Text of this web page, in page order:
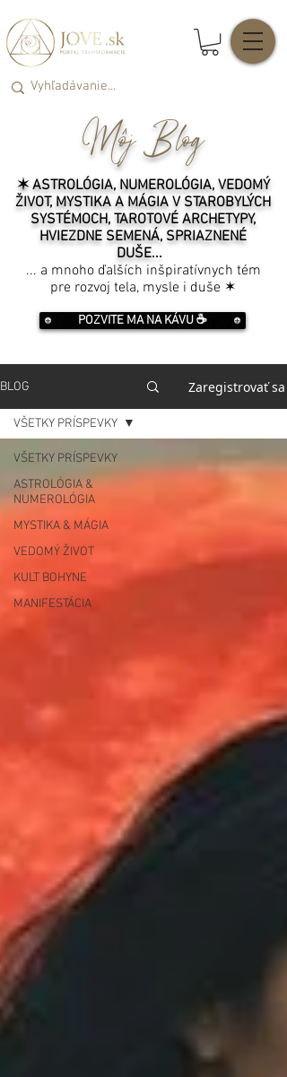
Môj Blog
✶ ASTROLÓGIA, NUMEROLÓGIA, VEDOMÝ
ŽIVOT, MYSTIKA A MÁGIA V STAROBYLÝCH
SYSTÉMOCH, TAROTOVÉ ARCHETYPY,
HVIEZDNE SEMENÁ, SPRIAZNENÉ
DUŠE...
... a mnoho ďalších inšpiratívnych tém
pre rozvoj tela, mysle i duše ✶
POZVITE MA NA KÁVU ☕️
BLOG Zaregistrovať sa
VŠETKY PRÍSPEVKY
ASTROLÓGIA &
NUMEROLÓGIA
MYSTIKA & MÁGIA
VEDOMÝ ŽIVOT
KULT BOHYNE
MANIFESTÁCIA
VŠETKY PRÍSPEVKY